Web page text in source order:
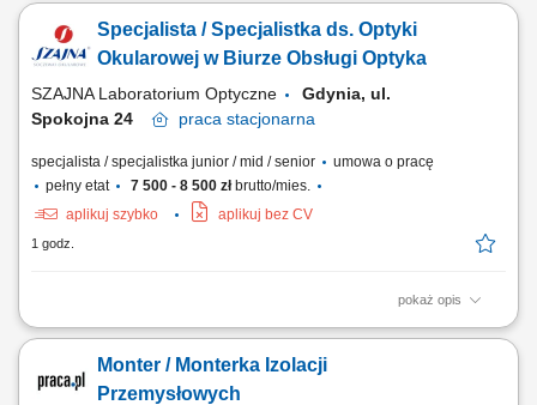
(salony optyczne) oraz pozyskiwał nowych klientów realizował cele i
zadania sprzedażowe w zgodzie z budżetem firmy dbał o rozwój
Specjalista / Specjalistka ds. Optyki
Okularowej w Biurze Obsługi Optyka
SZAJNA Laboratorium Optyczne
Gdynia, ul.
Spokojna 24
praca stacjonarna
specjalista / specjalistka junior / mid / senior
umowa o pracę
pełny etat
7 500 - 8 500 złbrutto/mies.
aplikuj szybko
aplikuj bez CV
1 godz.
pokaż opis
Jako Specjalistka/-ta ds. Optyki Okularowej będziesz: budowała/-ał i
przyjmowała/-ał zamówienia i zlecał soczewki okularowe do produkcji w
naszym laboratorium prowadziła/-dził doradztwo optykom w doborze
Monter / Monterka Izolacji
Przemysłowych